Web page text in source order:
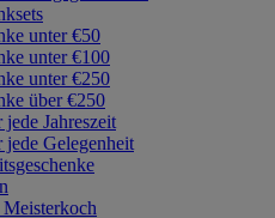
unter €50
unter €100
unter €250
über €250
Jahreszeit
jede Gelegenheit